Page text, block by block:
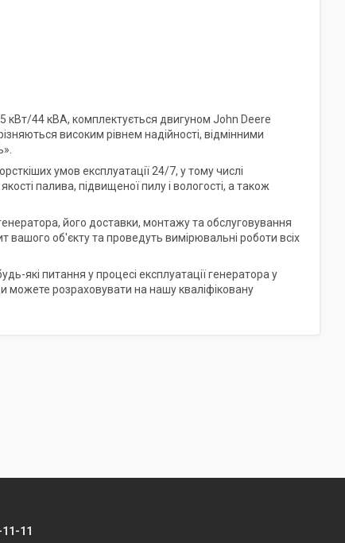
кВт/44 кВА, комплектується двигуном John Deere
високим рівнем надійності, відмінними
умов експлуатації 24/7, у тому числі
палива, підвищеної пилу і вологості, а також
його доставки, монтажу та обслуговування
об'єкту та проведуть вимірювальні роботи всіх
які питання у процесі експлуатації генератора у
можете розраховувати на нашу кваліфіковану
11